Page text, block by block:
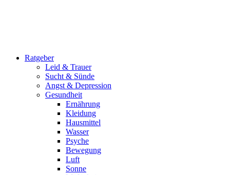
Ratgeber
Leid & Trauer
Sucht & Sünde
Angst & Depression
Gesundheit
Ernährung
Kleidung
Hausmittel
Wasser
Psyche
Bewegung
Luft
Sonne